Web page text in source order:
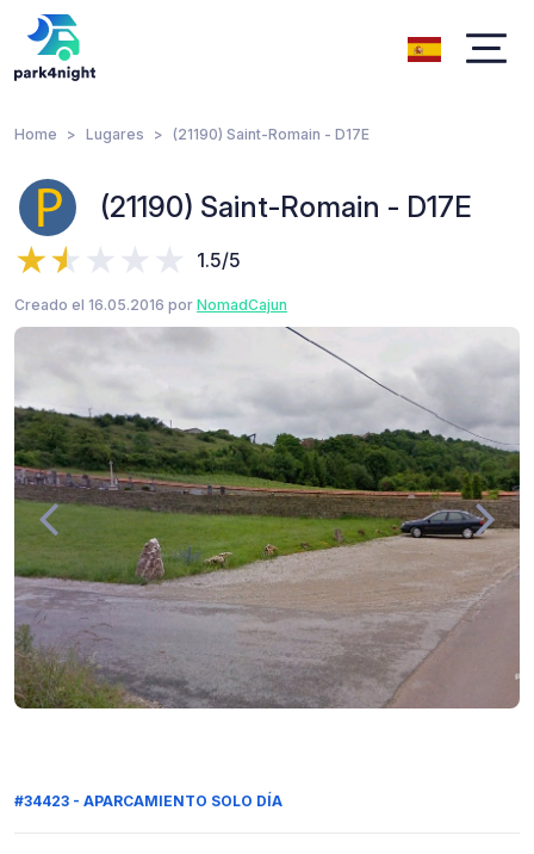
Home Lugares (21190) Saint-Romain - D17E
(21190) Saint-Romain - D17E
1.5/5
Creado el 16.05.2016 por NomadCajun
#34423 - APARCAMIENTO SOLO DÍA